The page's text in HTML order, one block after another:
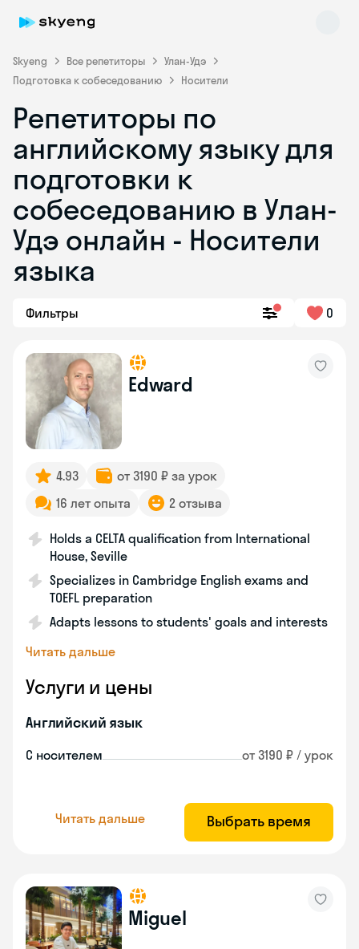
Skyeng Все репетиторы
Улан-Удэ
Подготовка к собеседованию
Носители
Репетиторы по
английскому языку для
подготовки к
собеседованию в Улан-
Удэ онлайн - Носители
языка
Фильтры 0
Edward
4.93
от 3190 ₽ за урок
16 лет опыта
2 отзыва
Holds a CELTA qualification from International
House, Seville
Specializes in Cambridge English exams and
TOEFL preparation
Adapts lessons to students' goals and interests
Читать дальше
Услуги и цены
Английский язык
С носителем от 3190 ₽ / урок
Читать дальше Выбрать время
Miguel
Skyeng Chat